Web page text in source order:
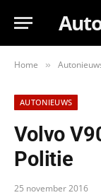
Home »
AUTONIEUWS
Volvo
Politie
25 november 2016